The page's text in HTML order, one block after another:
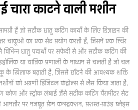
चारा काटने वाली मशीन
है जो सटीक धातु कटिंग कार्यों के लिए डिज़ाइन की
चाकूओं का एक सेट प्रयोग करती है, जिसमें एक स्थिर
धातु पदार्थों पर सफेदी से और सटीक कटिंग की
या यांत्रिक प्रणाली के माध्यम से चलती है जो चल
के खिलाफ बढ़ाती है, जिससे छाँटने की आवश्यक शक्ति
को अग्रणी डिजिटल कंट्रोल्स से लैस किया जाता है,
और स्ट्रोक लंबाई जैसे सटीक कटिंग पैरामीटर सेट
पर मजबूत फ्रेम कन्स्ट्रक्शन, प्रशस्त-ग्राउंड ब्लेड्स